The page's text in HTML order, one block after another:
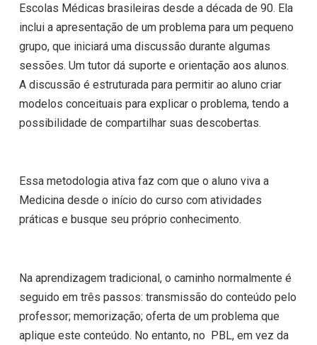
Escolas Médicas brasileiras desde a década de 90. Ela
inclui a apresentação de um problema para um pequeno
grupo, que iniciará uma discussão durante algumas
sessões. Um tutor dá suporte e orientação aos alunos.
A discussão é estruturada para permitir ao aluno criar
modelos conceituais para explicar o problema, tendo a
possibilidade de compartilhar suas descobertas.
Essa metodologia ativa faz com que o aluno viva a
Medicina desde o início do curso com atividades
práticas e busque seu próprio conhecimento.
Na aprendizagem tradicional, o caminho normalmente é
seguido em três passos: transmissão do conteúdo pelo
professor; memorização; oferta de um problema que
aplique este conteúdo. No entanto, no PBL, em vez da